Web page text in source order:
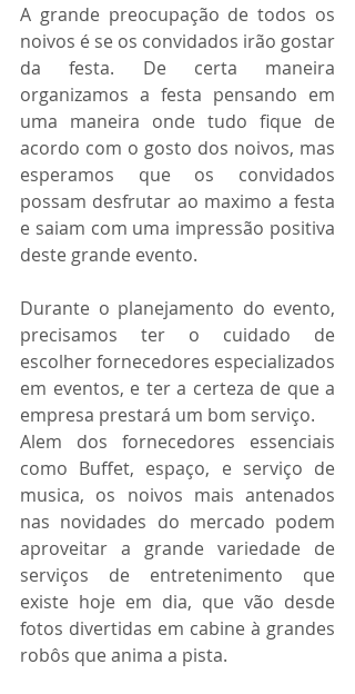
A grande preocupação de todos os
noivos é se os convidados irão gostar
da festa. De certa maneira
organizamos a festa pensando em
uma maneira onde tudo fique de
acordo com o gosto dos noivos, mas
esperamos que os convidados
possam desfrutar ao maximo a festa
e saiam com uma impressão positiva
deste grande evento.
Durante o planejamento do evento,
precisamos ter o cuidado de
escolher fornecedores especializados
em eventos, e ter a certeza de que a
empresa prestará um bom serviço.
Alem dos fornecedores essenciais
como Buffet, espaço, e serviço de
musica, os noivos mais antenados
nas novidades do mercado podem
aproveitar a grande variedade de
serviços de entretenimento que
existe hoje em dia, que vão desde
fotos divertidas em cabine à grandes
robôs que anima a pista.